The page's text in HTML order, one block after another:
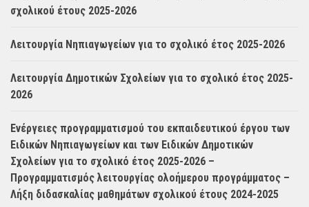
σχολικού έτους 2025-2026
Λειτουργία Νηπιαγωγείων για το σχολικό έτος 2025-2026
Λειτουργία Δημοτικών Σχολείων για το σχολικό έτος 2025-
2026
Ενέργειες προγραμματισμού του εκπαιδευτικού έργου των
Ειδικών Νηπιαγωγείων και των Ειδικών Δημοτικών
Σχολείων για το σχολικό έτος 2025-2026 –
Προγραμματισμός λειτουργίας ολοήμερου προγράμματος –
Λήξη διδασκαλίας μαθημάτων σχολικού έτους 2024-2025